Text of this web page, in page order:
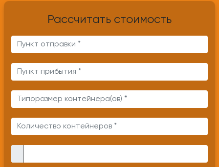
Рассчитать стоимость